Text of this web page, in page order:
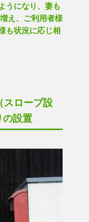
うになり、妻も
え、ご利用者様
も状況に応じ相
スロープ設
の設置